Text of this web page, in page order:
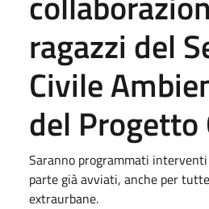
ragazzi del
Civile
del Progetto
Saranno programmati
parte già avviati, anche per
extraurbane.